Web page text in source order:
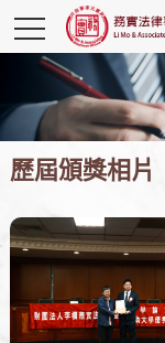
歷屆頒獎相片